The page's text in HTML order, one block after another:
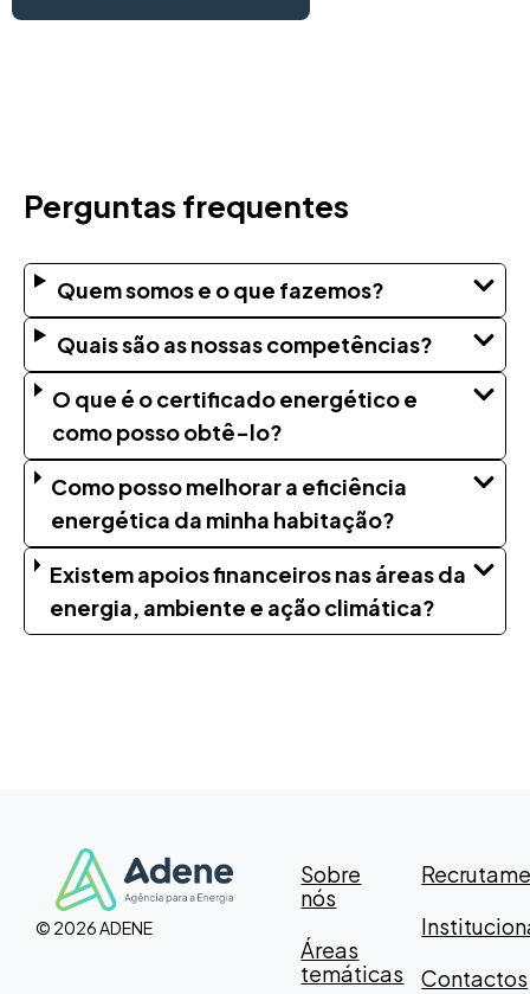
Perguntas frequentes
Quem somos e o que fazemos?
Quais são as nossas competências?
O que é o certificado energético e
como posso obtê-lo?
Como posso melhorar a eficiência
energética da minha habitação?
Existem apoios financeiros nas áreas da
energia, ambiente e ação climática?
© 2026 ADENE
Sobre
nós
Áreas
temáticas
Contactos